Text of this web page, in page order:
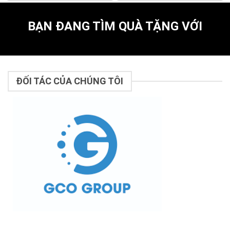
BẠN ĐANG TÌM QUÀ TẶNG VỚI
ĐỐI TÁC CỦA CHÚNG TÔI